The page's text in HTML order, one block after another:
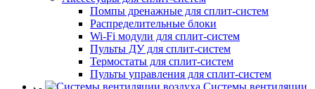
Помпы дренажные для сплит-систем
Распределительные блоки
Wi-Fi модули для сплит-систем
Пульты ДУ для сплит-систем
Термостаты для сплит-систем
Пульты управления для сплит-систем
Системы вентиляции